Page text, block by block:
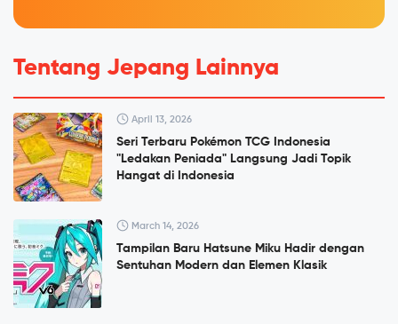
Tentang Jepang Lainnya
April 13, 2026
Seri Terbaru Pokémon TCG Indonesia
"Ledakan Peniada" Langsung Jadi Topik
Hangat di Indonesia
March 14, 2026
Tampilan Baru Hatsune Miku Hadir dengan
Sentuhan Modern dan Elemen Klasik